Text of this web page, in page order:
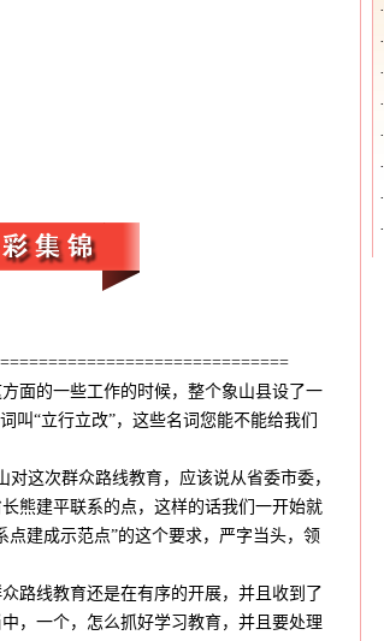
的一些工作的时候，整个象山县设了一
叫“立行立改”，这些名词您能不能给我们
这次群众路线教育，应该说从省委市委，
熊建平联系的点，这样的话我们一开始就
建成示范点”的这个要求，严字当头，领
线教育还是在有序的开展，并且收到了
，一个，怎么抓好学习教育，并且要处理
·
·
·
·
·
·
·
·